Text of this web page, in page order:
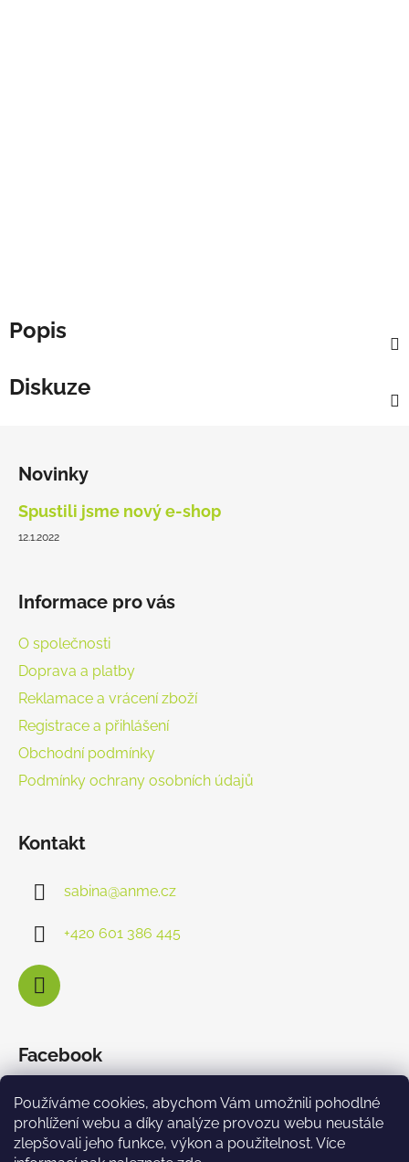
Používáme cookies, abychom Vám umožnili pohodlné
prohlížení webu a díky analýze provozu webu neustále
zlepšovali jeho funkce, výkon a použitelnost. Více
Popis
Diskuze
Novinky
Spustili jsme nový e-shop
12.1.2022
Informace pro vás
O společnosti
Doprava a platby
Reklamace a vrácení zboží
Registrace a přihlášení
Obchodní podmínky
Podmínky ochrany osobních údajů
Kontakt
sabina@anme.cz
+420 601 386 445
Facebook